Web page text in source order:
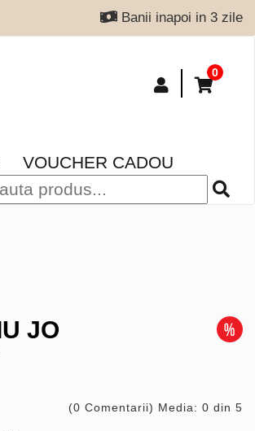
Banii inapoi in 3 zile
0
VOUCHER CADOU
JO
(0 Comentarii) Media: 0 din 5